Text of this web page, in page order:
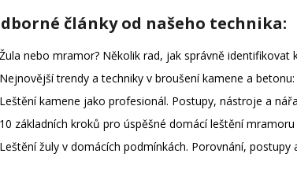
články od našeho technika:
nebo mramor? Několik rad, jak správně identifikovat
trendy a techniky v broušení kamene a
kamene jako profesionál. Postupy, nástroje a
základních kroků pro úspěšné domácí leštění mramoru
žuly v domácích podmínkách. Porovnání,